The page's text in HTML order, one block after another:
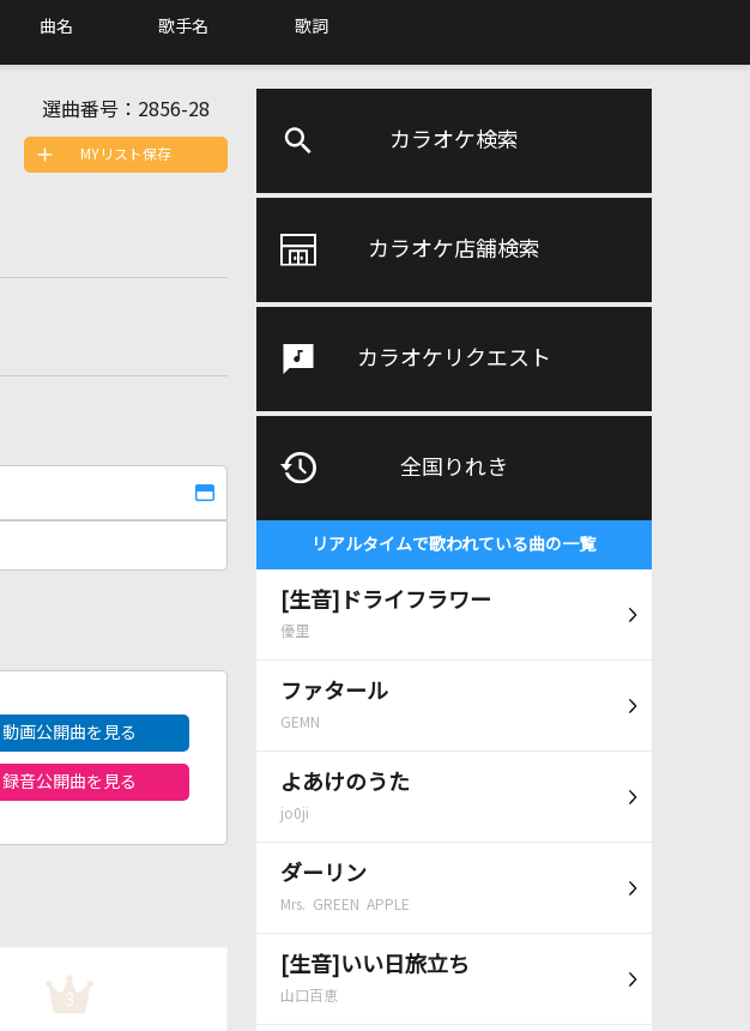
曲名 歌手名 歌詞
カラオケ検索
カラオケ店舗検索
カラオケリクエスト
全国りれき
リアルタイムで歌われている曲の一覧
[生音]ドライフラワー
優里
ファタール
GEMN
よあけのうた
jo0ji
ダーリン
Mrs. GREEN APPLE
[生音]いい日旅立ち
山口百恵
選曲番号： 2856-28
MYリスト保存
動画公開曲を見る
録音公開曲を見る
3